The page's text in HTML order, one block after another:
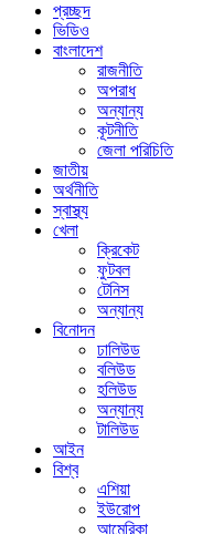
প্রচ্ছদ
ভিডিও
বাংলাদেশ
রাজনীতি
অপরাধ
অন্যান্য
কূটনীতি
জেলা পরিচিতি
জাতীয়
অর্থনীতি
স্বাস্থ্য
খেলা
ক্রিকেট
ফুটবল
টেনিস
অন্যান্য
বিনোদন
ঢালিউড
বলিউড
হলিউড
অন্যান্য
টালিউড
আইন
বিশ্ব
এশিয়া
ইউরোপ
আমেরিকা